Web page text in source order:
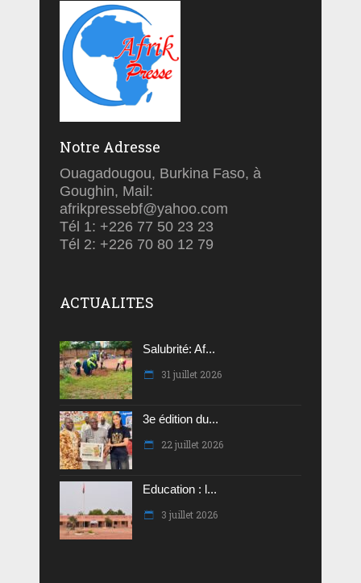
Notre Adresse
Ouagadougou, Burkina Faso, à
Goughin, Mail:
afrikpressebf@yahoo.com
Tél 1: +226 77 50 23 23
Tél 2: +226 70 80 12 79
ACTUALITES
Salubrité: Af...
31 juillet 2026
3e édition du...
22 juillet 2026
Education : l...
3 juillet 2026